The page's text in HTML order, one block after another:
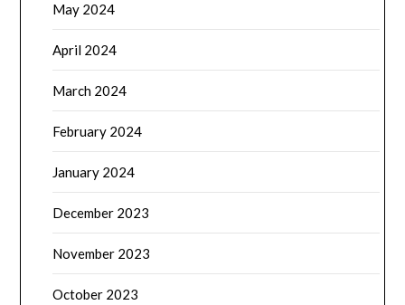
May 2024
April 2024
March 2024
February 2024
January 2024
December 2023
November 2023
October 2023